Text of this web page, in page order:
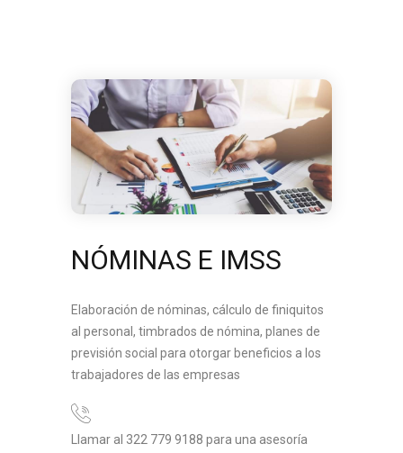
NÓMINAS E IMSS
Elaboración de nóminas, cálculo de finiquitos
al personal, timbrados de nómina, planes de
previsión social para otorgar beneficios a los
trabajadores de las empresas
Llamar al 322 779 9188 para una asesoría